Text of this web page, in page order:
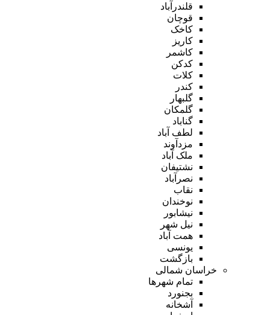
قلندرآباد
قوچان
کاخک
کاریز
کاشمر
کدکن
کلات
کندر
گلبهار
گلمکان
گناباد
لطف آباد
مزدآوند
ملک آباد
نشتیفان
نصرآباد
نقاب
نوخندان
نیشابور
نیل شهر
همت آباد
یونسی
بازگشت
خراسان شمالی
تمام شهر‌ها
بجنورد
آشخانه